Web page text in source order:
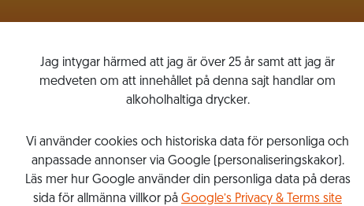
CAN SUMOI
Jag intygar härmed att jag är över 25 år samt att jag är
medveten om att innehållet på denna sajt handlar om
alkoholhaltiga drycker.
Vi använder cookies och historiska data för personliga och
anpassade annonser via Google (personaliseringskakor).
Läs mer hur Google använder din personliga data på deras
sida för allmänna villkor på Google’s Privacy & Terms site